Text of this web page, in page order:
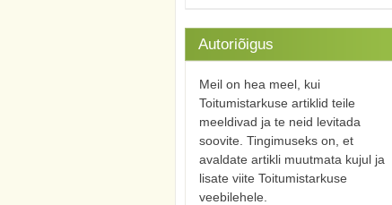
Autoriõigus
Meil on hea meel, kui
Toitumistarkuse artiklid teile
meeldivad ja te neid levitada
soovite. Tingimuseks on, et
avaldate artikli muutmata kujul ja
lisate viite Toitumistarkuse
veebilehele.